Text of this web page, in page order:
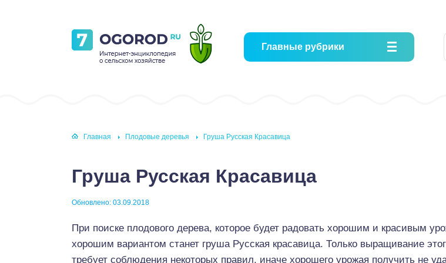
Главные рубрики
Главная Плодовые деревья Груша Русская Красавица
Груша Русская Красавица
Обновлено: 03.09.2018
При поиске плодового дерева, которое будет радовать хорошим и красивым
хорошим вариантом станет груша Русская красавица. Только выращивание
требует соблюдения некоторых правил, иначе хорошего урожая получить не